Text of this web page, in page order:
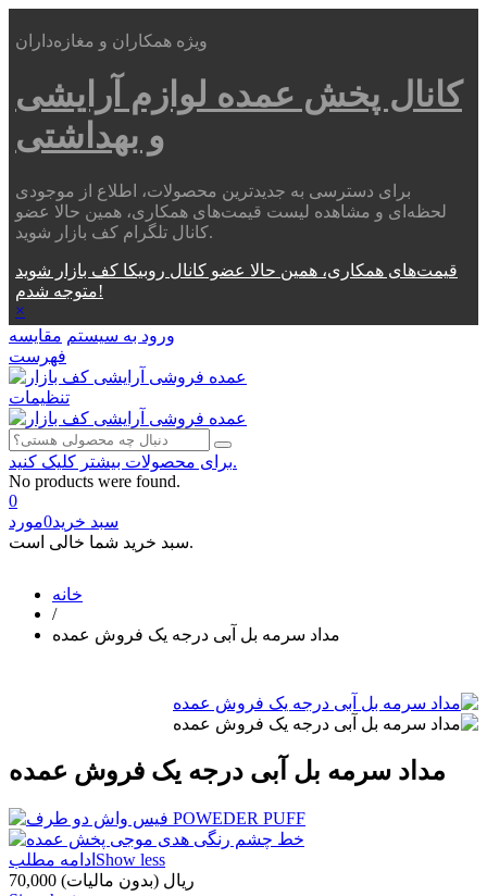
ویژه همکاران و مغازه‌داران
کانال پخش عمده لوازم آرایشی
و بهداشتی
برای دسترسی به جدیدترین محصولات، اطلاع از موجودی
لحظه‌ای و مشاهده لیست قیمت‌های همکاری، همین حالا عضو
کانال تلگرام کف بازار شوید.
قیمت‌های همکاری، همین حالا عضو کانال روبیکا کف بازار شوید
متوجه شدم!
×
ورود به سیستم مقایسه
فهرست
تنظیمات
برای محصولات بیشتر کلیک کنید.
No products were found.
0
سبد خرید0مورد
سبد خرید شما خالی است.
خانه
/
مداد سرمه بل آبی درجه یک فروش عمده
مداد سرمه بل آبی درجه یک فروش عمده
ادامه مطلب Show less
70,000 ریال (بدون مالیات)